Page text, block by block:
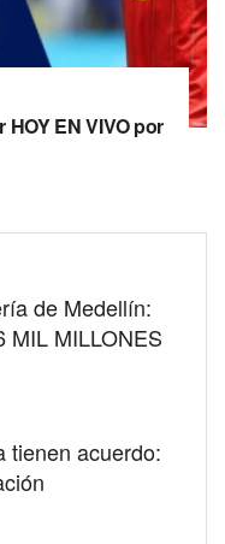
EN VIVO por
de Medellín:
MIL MILLONES
tienen acuerdo: